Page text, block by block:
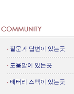
질문과 답변이 있는곳
도움말이 있는곳
배터리 스팩이 있는곳